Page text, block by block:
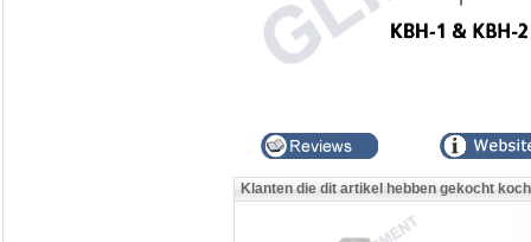
Klanten die dit artikel hebben gekocht